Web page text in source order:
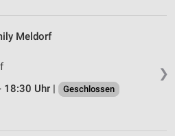
❯
Meldorf
18:30 Uhr |
Geschlossen